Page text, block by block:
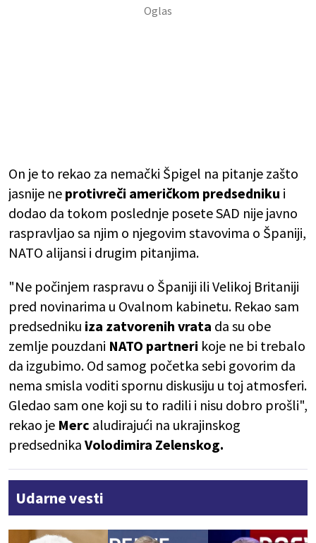
On je to rekao za nemački Špigel na pitanje zašto
jasnije ne protivreči američkom predsedniku i
dodao da tokom poslednje posete SAD nije javno
raspravljao sa njim o njegovim stavovima o Španiji,
NATO alijansi i drugim pitanjima.
"Ne počinjem raspravu o Španiji ili Velikoj Britaniji
pred novinarima u Ovalnom kabinetu. Rekao sam
predsedniku iza zatvorenih vrata da su obe
zemlje pouzdani NATO partneri koje ne bi trebalo
da izgubimo. Od samog početka sebi govorim da
nema smisla voditi spornu diskusiju u toj atmosferi.
Gledao sam one koji su to radili i nisu dobro prošli",
rekao je Merc aludirajući na ukrajinskog
predsednika Volodimira Zelenskog.
Udarne vesti